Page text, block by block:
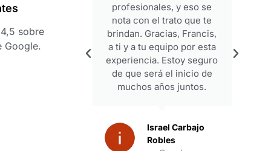
sobre
Google.
profesionales, y eso se
nota con el trato que te
brindan. Gracias, Francis,
a ti y a tu equipo por esta
experiencia. Estoy seguro
de que será el inicio de
muchos años juntos.
Israel Carbajo
Robles